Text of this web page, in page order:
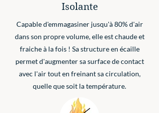
Isolante
Capable d'emmagasiner jusqu'à 80% d'air
dans son propre volume, elle est chaude et
fraiche à la fois ! Sa structure en écaille
permet d'augmenter sa surface de contact
avec l'air tout en freinant sa circulation,
quelle que soit la température.